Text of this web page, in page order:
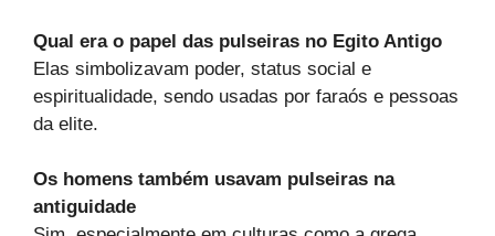
Qual era o papel das pulseiras no Egito Antigo
Elas simbolizavam poder, status social e
espiritualidade, sendo usadas por faraós e pessoas
da elite.
Os homens também usavam pulseiras na
antiguidade